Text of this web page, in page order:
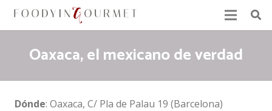
Oaxaca, el mexicano de verdad
Dónde: Oaxaca, C/ Pla de Palau 19 (Barcelona)